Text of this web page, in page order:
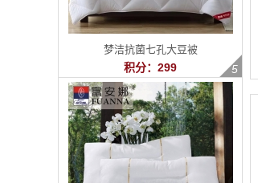
梦洁抗菌七孔大豆被
积分：299